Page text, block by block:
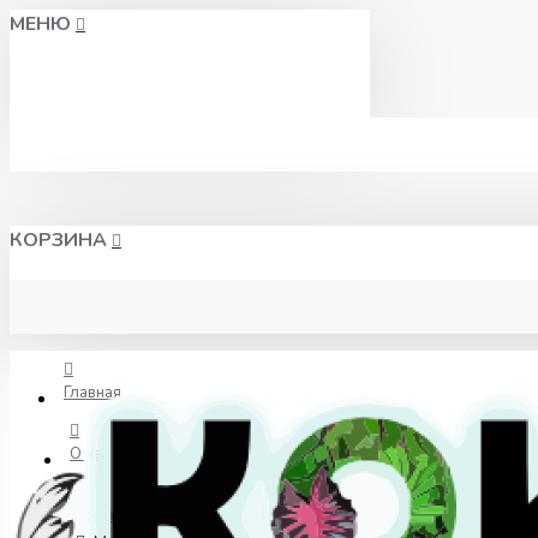
МЕНЮ
КОРЗИНА
Главная
О нас
Доставка